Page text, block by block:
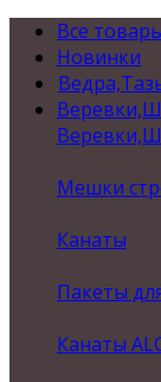
Все
Новинки
Мешки
Канаты
Пакеты
Канаты